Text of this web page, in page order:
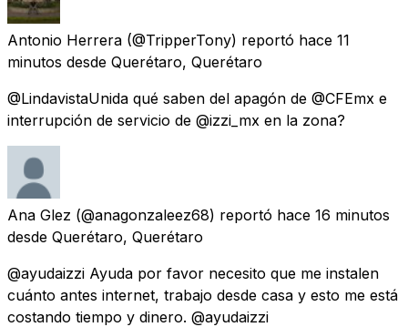
Antonio Herrera (@TripperTony) reportó hace 11
minutos desde Querétaro, Querétaro
@LindavistaUnida qué saben del apagón de @CFEmx e
interrupción de servicio de @izzi_mx en la zona?
Ana Glez (@anagonzaleez68) reportó hace 16 minutos
desde Querétaro, Querétaro
@ayudaizzi Ayuda por favor necesito que me instalen
cuánto antes internet, trabajo desde casa y esto me está
costando tiempo y dinero. @ayudaizzi